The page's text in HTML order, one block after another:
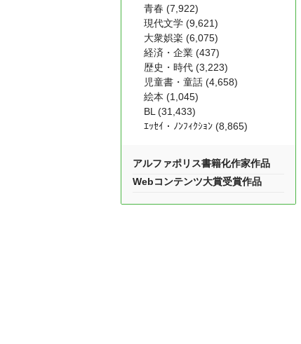
青春 (7,922)
現代文学 (9,621)
大衆娯楽 (6,075)
経済・企業 (437)
歴史・時代 (3,223)
児童書・童話 (4,658)
絵本 (1,045)
BL (31,433)
ｴｯｾｲ・ﾉﾝﾌｨｸｼｮﾝ (8,865)
アルファポリス書籍化作家作品
Webコンテンツ大賞受賞作品